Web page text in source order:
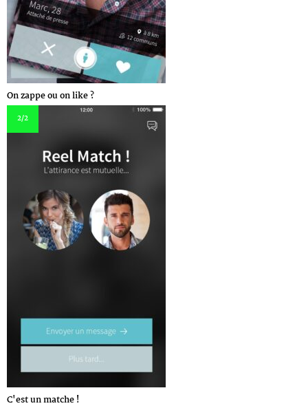
On zappe ou on like ?
2/2
C'est un matche !